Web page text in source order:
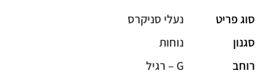
סוג פריט
נעלי סניקרס
סגנון
נוחות
רוחב
G – רגיל